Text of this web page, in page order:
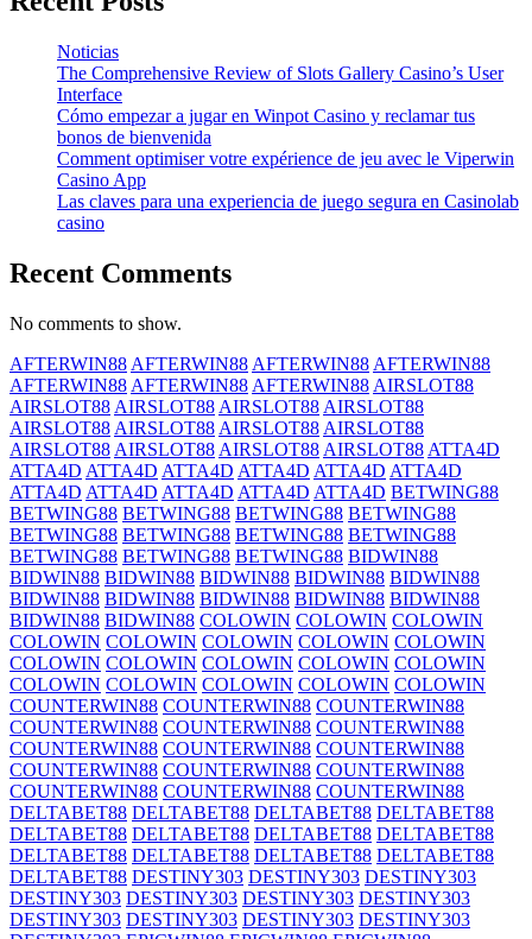
Noticias
The Comprehensive Review of Slots Gallery Casino’s User
Interface
Cómo empezar a jugar en Winpot Casino y reclamar tus
bonos de bienvenida
Comment optimiser votre expérience de jeu avec le Viperwin
Casino App
Las claves para una experiencia de juego segura en Casinolab
casino
Recent Comments
No comments to show.
AFTERWIN88 AFTERWIN88 AFTERWIN88 AFTERWIN88
AFTERWIN88 AFTERWIN88 AFTERWIN88 AIRSLOT88
AIRSLOT88 AIRSLOT88 AIRSLOT88 AIRSLOT88
AIRSLOT88 AIRSLOT88 AIRSLOT88 AIRSLOT88
AIRSLOT88 AIRSLOT88 AIRSLOT88 AIRSLOT88 ATTA4D
ATTA4D ATTA4D ATTA4D ATTA4D ATTA4D ATTA4D
ATTA4D ATTA4D ATTA4D ATTA4D ATTA4D BETWING88
BETWING88 BETWING88 BETWING88 BETWING88
BETWING88 BETWING88 BETWING88 BETWING88
BETWING88 BETWING88 BETWING88 BIDWIN88
BIDWIN88 BIDWIN88 BIDWIN88 BIDWIN88 BIDWIN88
BIDWIN88 BIDWIN88 BIDWIN88 BIDWIN88 BIDWIN88
BIDWIN88 BIDWIN88 COLOWIN COLOWIN COLOWIN
COLOWIN COLOWIN COLOWIN COLOWIN COLOWIN
COLOWIN COLOWIN COLOWIN COLOWIN COLOWIN
COLOWIN COLOWIN COLOWIN COLOWIN COLOWIN
COUNTERWIN88 COUNTERWIN88 COUNTERWIN88
COUNTERWIN88 COUNTERWIN88 COUNTERWIN88
COUNTERWIN88 COUNTERWIN88 COUNTERWIN88
COUNTERWIN88 COUNTERWIN88 COUNTERWIN88
COUNTERWIN88 COUNTERWIN88 COUNTERWIN88
DELTABET88 DELTABET88 DELTABET88 DELTABET88
DELTABET88 DELTABET88 DELTABET88 DELTABET88
DELTABET88 DELTABET88 DELTABET88 DELTABET88
DELTABET88 DESTINY303 DESTINY303 DESTINY303
DESTINY303 DESTINY303 DESTINY303 DESTINY303
DESTINY303 DESTINY303 DESTINY303 DESTINY303